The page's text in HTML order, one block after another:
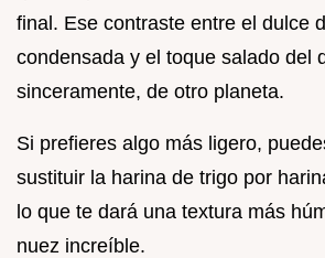
final. Ese contraste entre el dulce
condensada y el toque salado del
sinceramente, de otro planeta.
Si prefieres algo más ligero,
sustituir la harina de trigo por
lo que te dará una textura más
nuez increíble.